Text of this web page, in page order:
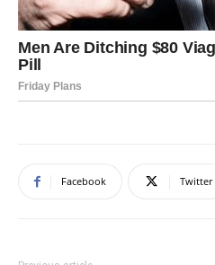
Facebook Twitter